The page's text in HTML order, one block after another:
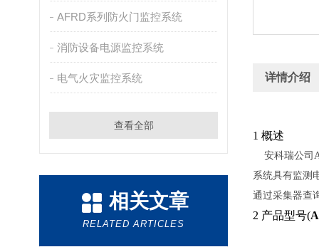
AFRD系列防火门监控系统
消防设备电源监控系统
电气火灾监控系统
查看全部
相关文章
RELATED ARTICLES
详情介绍
1 概述
安科瑞公司
系统具有监测
通过采集器查
2 产品型号(